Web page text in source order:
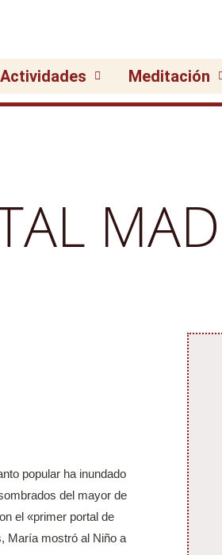
Actividades Meditación
popular ha inundado
del mayor de
el «primer portal de
María mostró al Niño a